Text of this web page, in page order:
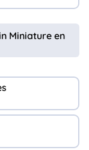
Miniature en